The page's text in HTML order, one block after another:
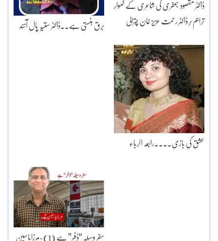
​برق ہنستی ہے۔۔ڈاکٹر ستیہ پال آنند
ڈاکٹر مقصود جعفری کی شاعری کے کھوار
تراجم/ڈاکٹر رحمت عزیز خان چترالی
عشق کی بازی۔۔۔۔رابعہ الرباء
سفر وسیلہ “ڈفر” ہے (1)-مرزایاسین